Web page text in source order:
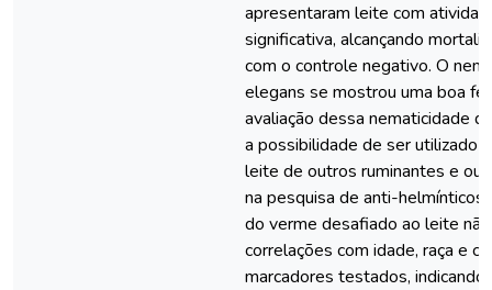
apresentaram leite com
significativa, alcançando
com o controle negativo. O
elegans se mostrou uma boa
avaliação dessa nematicidade
a possibilidade de ser utilizado
leite de outros ruminantes e
na pesquisa de anti-
do verme desafiado ao leite
correlações com idade, raça e
marcadores testados,